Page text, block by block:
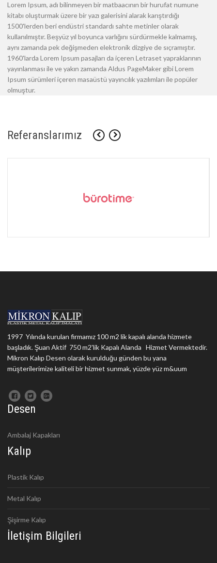
Lorem Ipsum, adı bilinmeyen bir matbaacının bir hurufat numune
kitabı oluşturmak üzere bir yazı galerisini alarak karıştırdığı
1500'lerden beri endüstri standardı sahte metinler olarak
kullanılmıştır. Beşyüz yıl boyunca varlığını sürdürmekle kalmamış,
aynı zamanda pek değişmeden elektronik dizgiye de sıçramıştır.
1960'larda Lorem Ipsum pasajları da içeren Letraset yapraklarının
yayınlanması ile ve yakın zamanda Aldus PageMaker gibi Lorem
Ipsum sürümleri içeren masaüstü yayıncılık yazılımları ile popüler
olmuştur.
Referanslarımız
1997 Yılında kurulan firmamız 100 m2 lik kapalı alanda hizmete
başladık. Şuan Aktif 750 m2'lik Kapalı Alanda Hizmet Vermektedir.
Mikron Kalıp Desen olarak kurulduğu günden bu yana
müşterilerimize kaliteli bir hizmet sunmak, yüzde yüz m&uum
Desen
Ambalaj Kapakları
Kalıp
Plastik Kalıp
Metal Kalıp
Şişirme Kalıp
İletişim Bilgileri